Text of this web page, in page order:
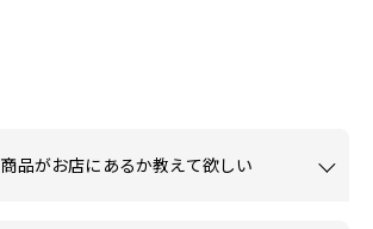
品がお店にあるか教えて欲しい